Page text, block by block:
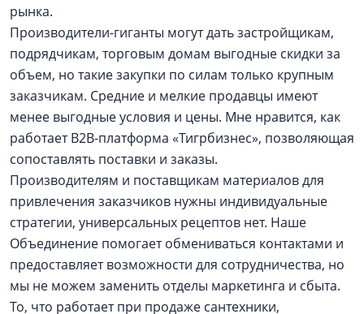
рынка.
Производители-гиганты могут дать застройщикам,
подрядчикам, торговым домам выгодные скидки за
объем, но такие закупки по силам только крупным
заказчикам. Средние и мелкие продавцы имеют
менее выгодные условия и цены. Мне нравится, как
работает B2B-платформа «Тигрбизнес», позволяющая
сопоставлять поставки и заказы.
Производителям и поставщикам материалов для
привлечения заказчиков нужны индивидуальные
стратегии, универсальных рецептов нет. Наше
Объединение помогает обмениваться контактами и
предоставляет возможности для сотрудничества, но
мы не можем заменить отделы маркетинга и сбыта.
То, что работает при продаже сантехники,